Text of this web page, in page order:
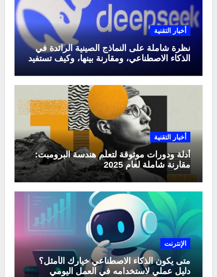
أخبار التقنية
نظرة شاملة على النماذج الصينية الرائدة في
الذكاء الاصطناعي، ومقارنة بينها، وكيف تستفيد
أخبار التقنية
أدلة ودورات موثوقة لتعلّم هندسة البرومبت:
مقارنة شاملة لعام 2025
الإنترنت
متى يكون الذكاء الاصطناعي خيارك الأمثل؟
دليل عملي لاستخدامه في العمل اليومي